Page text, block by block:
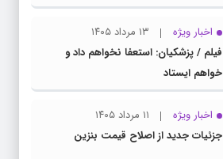
اخبار ویژه
۱۳ مرداد ۱۴۰۵
فیلم / پزشکیان: استعفا نخواهم داد و
خواهم ایستاد
اخبار ویژه
۱۱ مرداد ۱۴۰۵
جزئیات جدید از اصلاح قیمت بنزین